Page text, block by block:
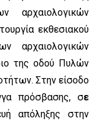
αρχαιολογικών
εκθεσιακού
αρχαιολογικών
της οδού Πυλών
Στην είσοδο
πρόσβασης, σε
απόληξης στην